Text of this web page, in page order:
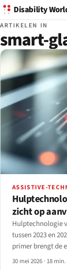
Disability
ARTIKELEN IN
smart-
ASSISTIVE-
zicht op
Hulptechnologie
tussen 2023 en
primer brengt de
Meta, slimme
30 mei 2026 · 18